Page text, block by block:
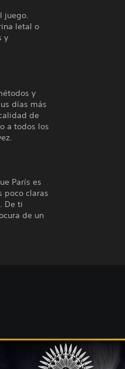
juego.
letal o
y
y
días más
de
a todos los
París es
poco claras
De ti
de un